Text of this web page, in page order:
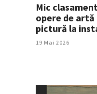
Mic
opere de artă
pictură la
19 Mai 2026